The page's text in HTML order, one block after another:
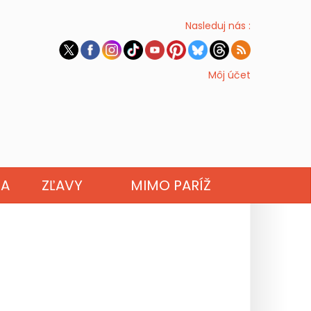
Nasleduj nás :
Môj účet
ZĽAVY MIMO PARÍŽ